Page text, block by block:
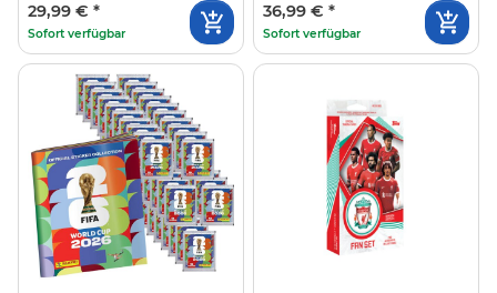
29,99 € *
Sofort verfügbar
36,99 € *
Sofort verfügbar